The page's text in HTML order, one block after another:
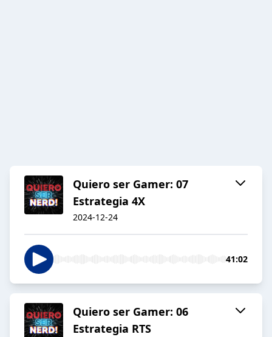
Quiero ser Gamer: 07
Estrategia 4X
2024-12-24
41:02
Quiero ser Gamer: 06
Estrategia RTS